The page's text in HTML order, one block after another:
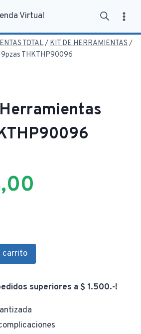
TOTAL/ KIT DE HERRAMIENTAS /
THKTHP90096
carrito
superiores a $ 1.500.-!